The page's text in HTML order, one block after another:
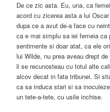
De ce zic asta. Eu, una, ca
acord cu zicerea asta a lui
dupa ce a avut de-a face cu
ca e mai simplu sa iei femeia
sentimente si doar atat, ca ele
lui Wilde, nu prea aveau drept
li se recunosteau cu totul alte
alcov decat in fata tribunei. Si
ca sa induca stari si sa
un tete-a-tete, cu usile inchise.